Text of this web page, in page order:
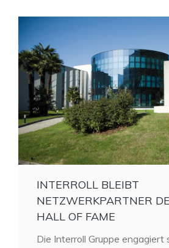
INTERROLL BLEIBT
NETZWERKPARTNER
HALL OF FAME
Die Interroll Gruppe engagiert